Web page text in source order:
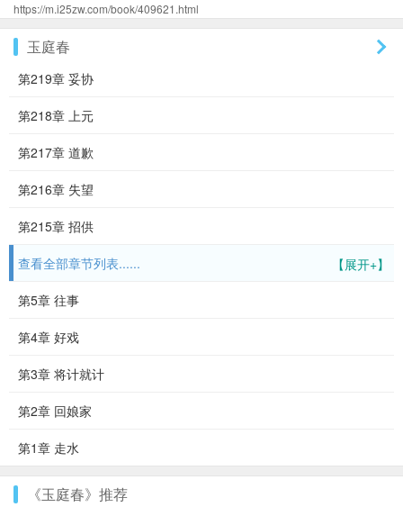
https://m.i25zw.com/book/409621.html
玉庭春
第219章 妥协
第218章 上元
第217章 道歉
第216章 失望
第215章 招供
【展开+】
查看全部章节列表......
第5章 往事
第4章 好戏
第3章 将计就计
第2章 回娘家
第1章 走水
《玉庭春》推荐